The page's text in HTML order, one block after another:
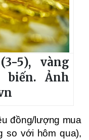
5), vàng
biến. Ảnh
đồng/lượng mua
so với hôm qua),